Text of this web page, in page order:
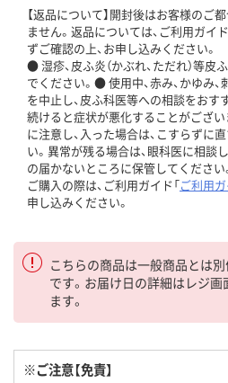
【返品について】開封後はお客様のご
ません。返品については、ご利用ガイ
ずご確認の上、お申し込みください。
● 湿疹、皮ふ炎（かぶれ、ただれ）等
でください。● 使用中、赤み、かゆみ
を中止し、皮ふ科医等への相談をおす
続けると症状が悪化することがござ
に注意し、入った場合は、こすらずに
い。異常が残る場合は、眼科医に相
の届かないところに保管してください
ご購入の際は、ご利用ガイド「ご利用
申し込みください。
こちらの商品は一般商品とは
です。お届け日の詳細はレジ
ます。
※ご注意【免責】